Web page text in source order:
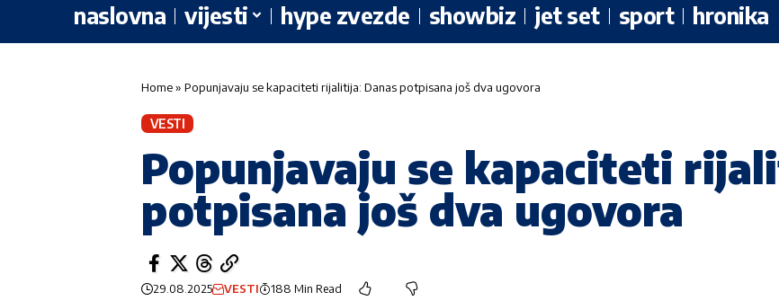
naslovna vijesti hype zvezde showbiz jet set sport hronika
Home» Popunjavaju se kapaciteti rijalitija: Danas potpisana još dva ugovora
VESTI
Popunjavaju se kapaciteti
potpisana još dva ugovora
29.08.2025 VESTI 188 Min Read